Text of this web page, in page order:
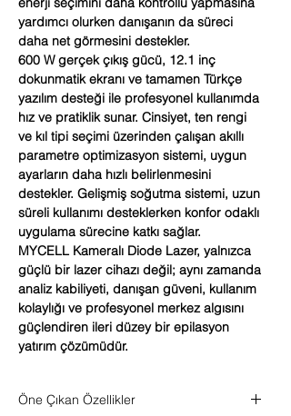
yardımcı olurken danışanın da süreci
daha net görmesini destekler.
600 W gerçek çıkış gücü, 12.1 inç
dokunmatik ekranı ve tamamen Türkçe
yazılım desteği ile profesyonel kullanımda
hız ve pratiklik sunar. Cinsiyet, ten rengi
ve kıl tipi seçimi üzerinden çalışan akıllı
parametre optimizasyon sistemi, uygun
ayarların daha hızlı belirlenmesini
destekler. Gelişmiş soğutma sistemi, uzun
süreli kullanımı desteklerken konfor odaklı
uygulama sürecine katkı sağlar.
MYCELL Kameralı Diode Lazer, yalnızca
güçlü bir lazer cihazı değil; aynı zamanda
analiz kabiliyeti, danışan güveni, kullanım
kolaylığı ve profesyonel merkez algısını
güçlendiren ileri düzey bir epilasyon
yatırım çözümüdür.
Öne Çıkan Özellikler